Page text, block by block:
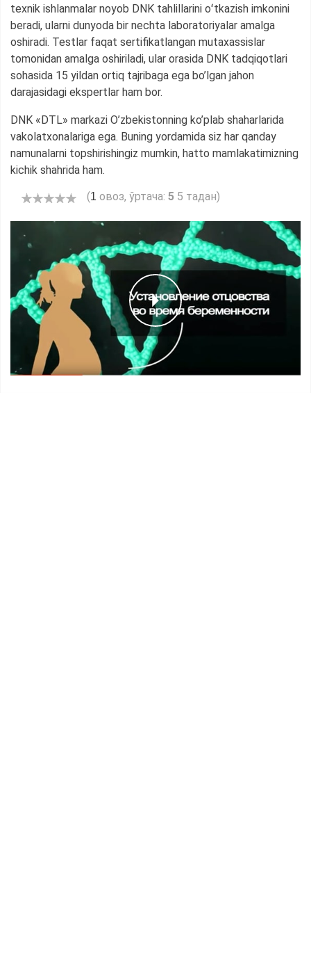
texnik ishlanmalar noyob DNK tahlillarini oʻtkazish imkonini
beradi, ularni dunyoda bir nechta laboratoriyalar amalga
oshiradi. Testlar faqat sertifikatlangan mutaxassislar
tomonidan amalga oshiriladi, ular orasida DNK tadqiqotlari
sohasida 15 yildan ortiq tajribaga ega bo’lgan jahon
darajasidagi ekspertlar ham bor.
DNK «DTL» markazi O’zbekistonning ko’plab shaharlarida
vakolatxonalariga ega. Buning yordamida siz har qanday
namunalarni topshirishingiz mumkin, hatto mamlakatimizning
kichik shahrida ham.
(1 овоз, ўртача: 5 5 тадан)